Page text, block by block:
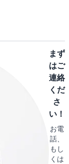
まず
はご
連絡
くだ
さ
い！
お電
話、
もし
くは